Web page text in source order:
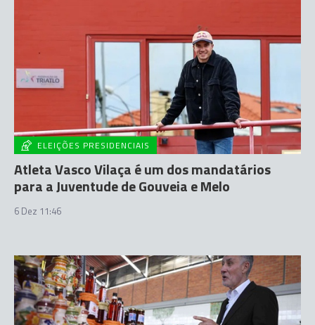
ELEIÇÕES PRESIDENCIAIS
Atleta Vasco Vilaça é um dos mandatários
para a Juventude de Gouveia e Melo
6 Dez 11:46